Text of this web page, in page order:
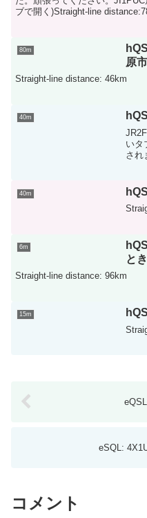
ブで開く)Straight-line
80m
原
Straight-line distance: 46km
40m
いタ
され
40m
6m
と
Straight-line distance: 96km
15m
eSQL:
コメント